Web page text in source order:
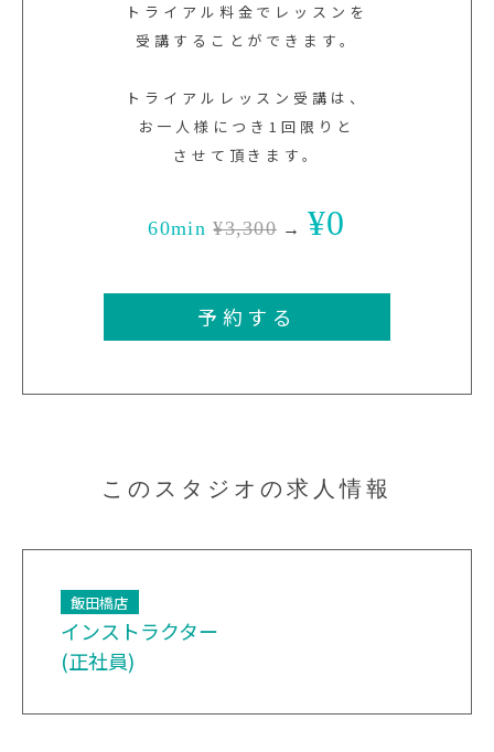
トライアル料金でレッスンを
受講することができます。
トライアルレッスン受講は、
お一人様につき1回限りと
させて頂きます。
60min¥3,300 → ¥0
予約する
このスタジオの求人情報
飯田橋店
インストラクター
(正社員)